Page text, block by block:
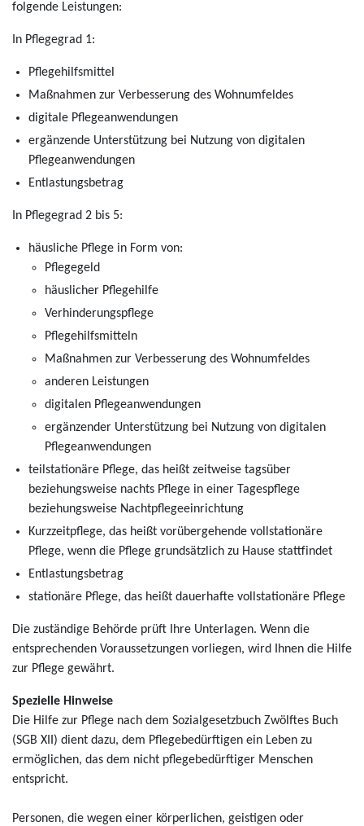
folgende Leistungen:
In Pflegegrad 1:
Pflegehilfsmittel
Maßnahmen zur Verbesserung des Wohnumfeldes
digitale Pflegeanwendungen
ergänzende Unterstützung bei Nutzung von digitalen
Pflegeanwendungen
Entlastungsbetrag
In Pflegegrad 2 bis 5:
häusliche Pflege in Form von:
Pflegegeld
häuslicher Pflegehilfe
Verhinderungspflege
Pflegehilfsmitteln
Maßnahmen zur Verbesserung des Wohnumfeldes
anderen Leistungen
digitalen Pflegeanwendungen
ergänzender Unterstützung bei Nutzung von digitalen
Pflegeanwendungen
teilstationäre Pflege, das heißt zeitweise tagsüber
beziehungsweise nachts Pflege in einer Tagespflege
beziehungsweise Nachtpflegeeinrichtung
Kurzzeitpflege, das heißt vorübergehende vollstationäre
Pflege, wenn die Pflege grundsätzlich zu Hause stattfindet
Entlastungsbetrag
stationäre Pflege, das heißt dauerhafte vollstationäre Pflege
Die zuständige Behörde prüft Ihre Unterlagen. Wenn die
entsprechenden Voraussetzungen vorliegen, wird Ihnen die Hilfe
zur Pflege gewährt.
Spezielle Hinweise
Die Hilfe zur Pflege nach dem Sozialgesetzbuch Zwölftes Buch
(SGB XII) dient dazu, dem Pflegebedürftigen ein Leben zu
ermöglichen, das dem nicht pflegebedürftiger Menschen
entspricht.
Personen, die wegen einer körperlichen, geistigen oder